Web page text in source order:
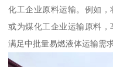
化工企业原料运输。例如，
或为煤化工企业运输原料，
满足中批量易燃液体运输需求